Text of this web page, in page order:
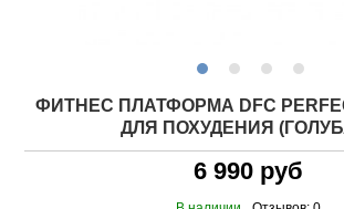
ФИТНЕС ПЛАТФОРМА DFC
ДЛЯ ПОХУДЕНИЯ
6 990 руб